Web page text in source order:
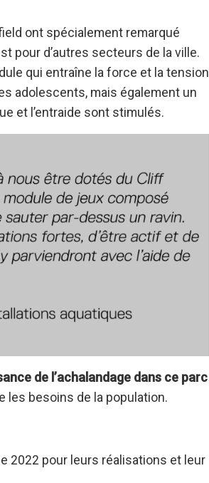
ont spécialement remarqué
pour d’autres secteurs de la ville.
qui entraîne la force et la tension
adolescents, mais également un
et l’entraide sont stimulés.
de l’achalandage dans ce parc
les besoins de la population.
2022 pour leurs réalisations et leur